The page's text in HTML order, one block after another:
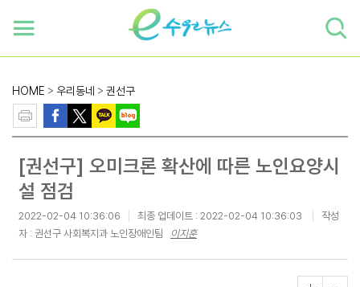
HOME > 우리동네 > 권선구
[권선구] 오미크론 확산에 따른 노인요양시
설 점검
2022-02-04 10:36:06 최종 업데이트 : 2022-02-04 10:36:03
작성
자 : 권선구 사회복지과 노인장애인팀
이지훈